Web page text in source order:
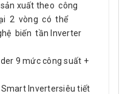
xuất theo công
2 vòng có thể
biến tần Inverter
9 mức công suất +
Smart Invertersiêu tiết